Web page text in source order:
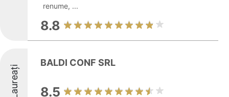
renume, ...
8.8
Laureați
BALDI CONF SRL
8.5